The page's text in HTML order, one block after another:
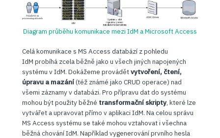
Diagram průběhu komunikace mezi IdM a Microsoft Access
Celá komunikace s MS Access databází z pohledu
IdM probíhá zcela běžně jako u všech jiných napojených
systému v IdM. Dokážeme provádětvytvoření, čtení,
úpravu a mazání(též známé jako CRUD operace) nad
všemi záznamy v databázi. Pro přípravu dat do systému
mohou být použity běžné transformační skripty, které lze
vytvářet a upravovat přímo v aplikaci IdM. Na celou správu
MS Access systému se také mohou vztahovat i všechna
běžná chování IdM. Například vygenerování prvního hesla